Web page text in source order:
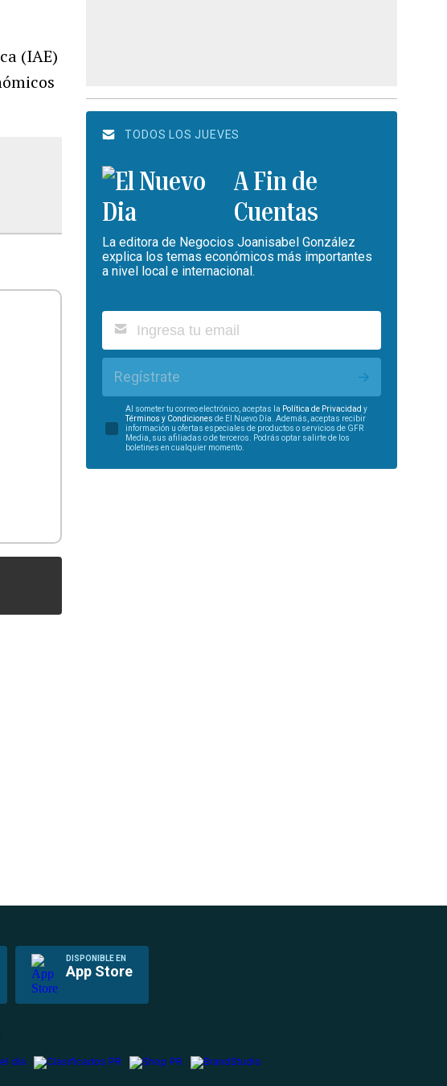
(IAE)
TODOS LOS JUEVES
A Fin de
Cuentas
La editora de Negocios Joanisabel González
explica los temas económicos más importantes
a nivel local e internacional.
Regístrate
Al someter tu correo electrónico, aceptas la Política de Privacidad y
Términos y Condiciones de El Nuevo Día. Además, aceptas recibir
información u ofertas especiales de productos o servicios de GFR
Media, sus afiliadas o de terceros. Podrás optar salirte de los
boletines en cualquier momento.
DISPONIBLE EN
App Store